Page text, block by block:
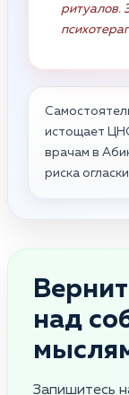
ритуалов.
истощает
врачам в
риска
над
Запишитесь